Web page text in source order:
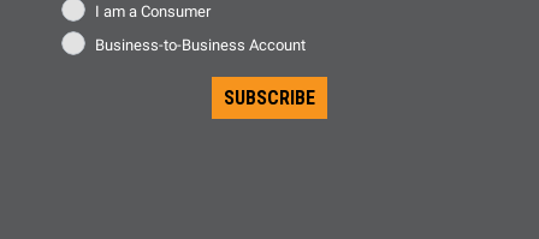
I am a Consumer
Business-to-Business Account
SUBSCRIBE